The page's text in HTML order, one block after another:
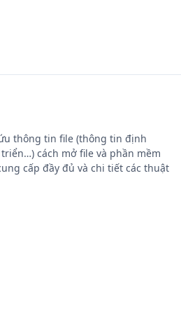
thông tin file (thông tin định
cách mở file và phần mềm
cấp đầy đủ và chi tiết các thuật